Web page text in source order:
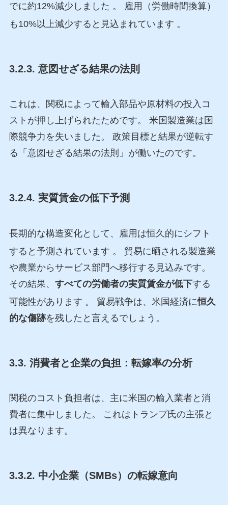
でに約12%減少しました 。 雇用（労働時間換算）
も10%以上減少すると見込まれています 。
3.2.3. 意図せざる結果の法則
これは、関税によって輸入部品や原材料の投入コ
ストが押し上げられたためです。 米国製造業は国
際競争力を失いました。 政策目標と結果が逆転す
る「意図せざる結果の法則」が働いたのです。
3.2.4. 実質賃金の低下予測
長期的な構造変化として、雇用は恒久的にシフト
すると予測されています 。 貿易に晒される製造業
や農業からサービス部門へ移行する見込みです。
その結果、 すべての労働者の実質賃金が低下する
可能性があります 。 貿易戦争は、米国経済に恒久
的な傷跡を残したと言えるでしょう。
3.3. 消費者と企業の負担：転嫁率の分析
関税のコスト負担者は、主に米国の輸入業者と消
費者に集中しました。 これはトランプ氏の主張と
は異なります。
3.3.2. 中小企業（SMBs）の転嫁意向